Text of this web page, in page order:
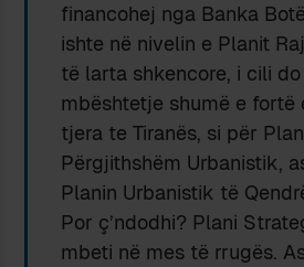
financohej nga Banka
ishte në nivelin e Planit
të larta shkencore, i cili
mbështetje shumë e fortë
tjera te Tiranës, si për
Përgjithshëm Urbanistik,
Planin Urbanistik të
Por ç’ndodhi? Plani
mbeti në mes të rrugës.